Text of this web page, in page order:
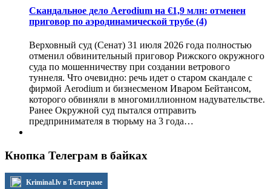
Скандальное дело Aerodium на €1,9 млн: отменен
приговор по аэродинамической трубе (4)
Верховный суд (Сенат) 31 июля 2026 года полностью
отменил обвинительный приговор Рижского окружного
суда по мошенничеству при создании ветрового
туннеля. Что очевидно: речь идет о старом скандале с
фирмой Aerodium и бизнесменом Иваром Бейтансом,
которого обвиняли в многомиллионном надувательстве.
Ранее Окружной суд пытался отправить
предпринимателя в тюрьму на 3 года…
Кнопка Телеграм в байках
Kriminal.lv в Телеграме